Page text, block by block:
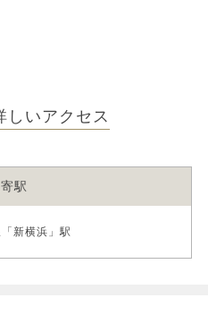
しいアクセス
駅
新横浜」駅